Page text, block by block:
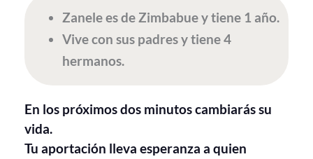
Zanele es de Zimbabue y tiene 1 año.
Vive con sus padres y tiene 4
hermanos.
En los próximos dos minutos cambiarás su
vida.
Tu aportación lleva esperanza a quien